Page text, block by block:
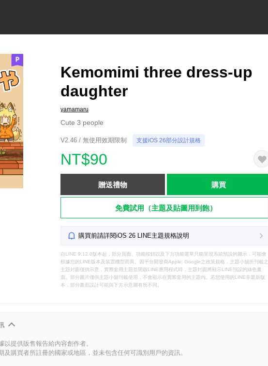
Kemomimi three dress-up
daughter
yamamaru
Cute 3 people
V2.46 / 無使用效期限制 支援iOS 26部分設計規格
NT$90
贈送禮物 購買
免費試用（主題及貼圖用到飽）
購買前請詳閱iOS 26 LINE主題規格說明
自LINE 9.12.0版本起，部分頁面、功能按鈕以及下方功能選單只能呈現系統預設的圖示，可能會
根據您的LINE版本及裝置機型而異。因平台開發商Apple, Google之政策規格，主題小舖所刊載之
主題封面僅供示意，實際套用主題並開啟LINE應用程式時，主題封面將顯示LINE預設的綠色畫
面。部分圖片僅供主題小舖刊載使用，不會顯示在實際套用的主題內。若您使用的LINE非最新版
本，部分畫面設計可能與下方示意圖有所不同。
以提供販售報告給內容創作者。
及購買者所註冊的國家或地區，並未包含任何可識別用戶的資訊。